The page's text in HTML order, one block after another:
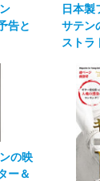
告と
日本製
サテン
ストラ
の映
ー＆